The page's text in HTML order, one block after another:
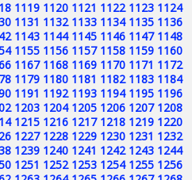
1119 1120 1121 1122 1123 1124
1131 1132 1133 1134 1135 1136
1143 1144 1145 1146 1147 1148
1155 1156 1157 1158 1159 1160
1167 1168 1169 1170 1171 1172
1179 1180 1181 1182 1183 1184
1191 1192 1193 1194 1195 1196
1203 1204 1205 1206 1207 1208
1215 1216 1217 1218 1219 1220
1227 1228 1229 1230 1231 1232
1239 1240 1241 1242 1243 1244
1251 1252 1253 1254 1255 1256